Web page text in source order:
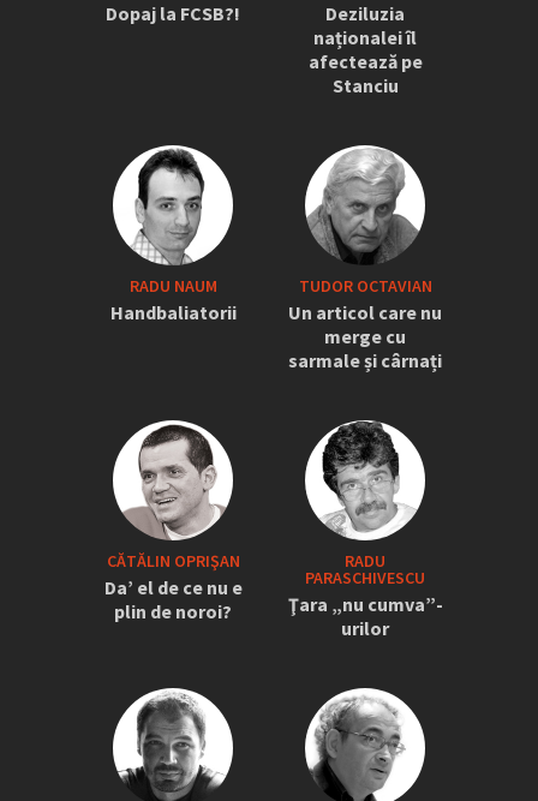
Dopaj la FCSB?!
Deziluzia
naționalei îl
afectează pe
Stanciu
RADU NAUM
Handbaliatorii
TUDOR OCTAVIAN
Un articol care nu
merge cu
sarmale și cârnați
CĂTĂLIN OPRIŞAN
Da’ el de ce nu e
plin de noroi?
RADU
PARASCHIVESCU
Ţara „nu cumva”-
urilor